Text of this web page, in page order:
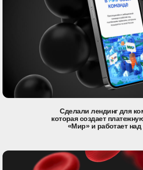
Сделали лендинг для
которая создает
«Мир» и работает